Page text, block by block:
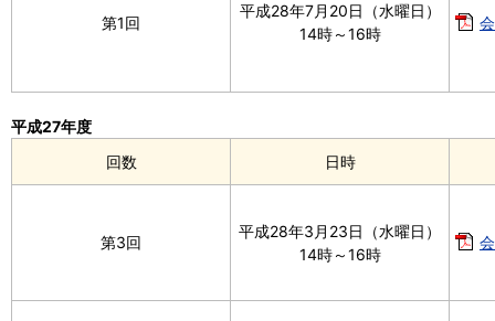
第1回
平成28年7月20日（水曜日）
14時～16時
回数 日時
平成27年度
第3回
平成28年3月23日（水曜日）
14時～16時